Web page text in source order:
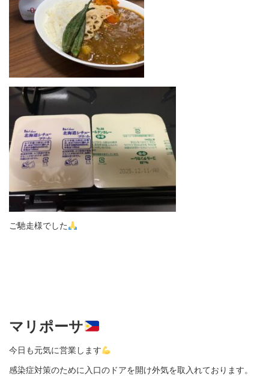
ご馳走様でした
マリポーサ
今日も元気に営業します
感染症対策のために入口のドアを開け外気を取入れております。